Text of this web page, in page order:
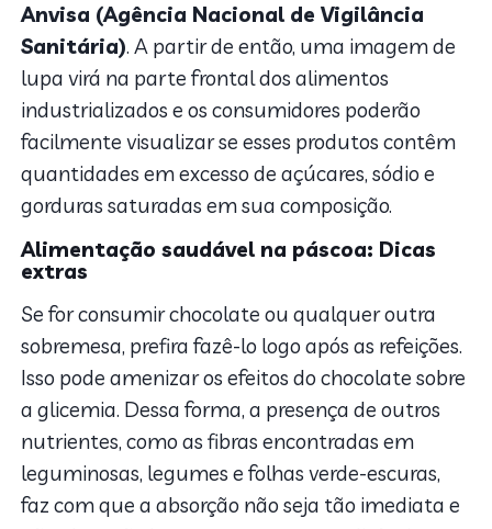
Anvisa (Agência Nacional de Vigilância
Sanitária).A partir de então, uma imagem de
lupa virá na parte frontal dos alimentos
industrializados e os consumidores poderão
facilmente visualizar se esses produtos contêm
quantidades em excesso de açúcares, sódio e
gorduras saturadas em sua composição.
Alimentação saudável na páscoa: Dicas
extras
Se for consumir chocolate ou qualquer outra
sobremesa, prefira fazê-lo logo após as refeições.
Isso pode amenizar os efeitos do chocolate sobre
a glicemia. Dessa forma, a presença de outros
nutrientes, como as fibras encontradas em
leguminosas, legumes e folhas verde-escuras,
faz com que a absorção não seja tão imediata e